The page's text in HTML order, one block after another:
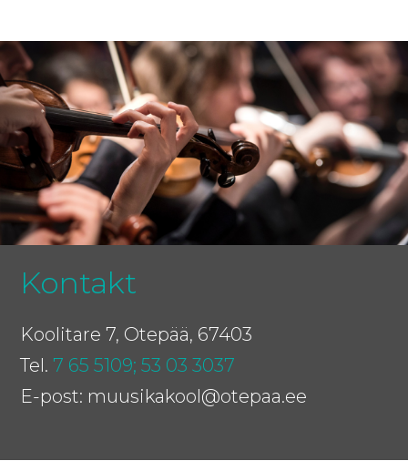
Kontakt
Koolitare 7, Otepää, 67403
Tel. 7 65 5109; 53 03 3037
E-post: muusikakool@otepaa.ee